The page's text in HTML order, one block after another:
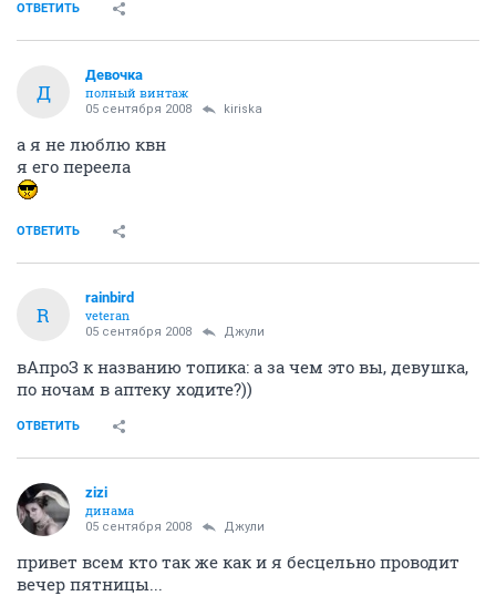
ОТВЕТИТЬ
Д
Девочка
полный винтаж
05 сентября 2008 kiriska
а я не люблю квн
я его переела
ОТВЕТИТЬ
R
rainbird
veteran
05 сентября 2008 Джули
вАпроЗ к названию топика: а за чем это вы, девушка,
по ночам в аптеку ходите?))
ОТВЕТИТЬ
zizi
динама
05 сентября 2008 Джули
привет всем кто так же как и я бесцельно проводит
вечер пятницы...